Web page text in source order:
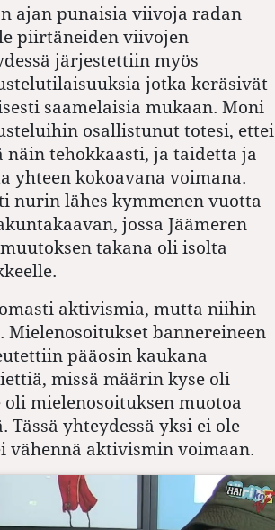
ajan punaisia viivoja radan
piirtäneiden viivojen
järjestettiin myös
jotka keräsivät
saamelaisia mukaan. Moni
osallistunut totesi, ettei
tehokkaasti, ja taidetta ja
kokoavana voimana.
nurin lähes kymmenen vuotta
jossa Jäämeren
takana oli isolta
aktivismia, mutta niihin
bannereineen
pääosin kaukana
missä määrin kyse oli
mielenosoituksen muotoa
yhteydessä yksi ei ole
vähennä aktivismin voimaan.